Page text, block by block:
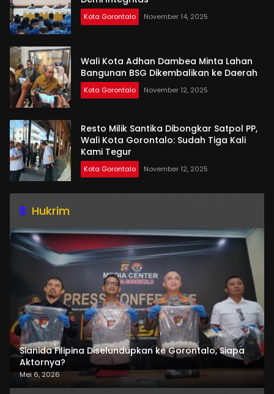
Kota Gorontalo November 14, 2025
Wali Kota Adhan Dambea Minta Lahan
Bangunan BSG Dikembalikan ke Daerah
Kota Gorontalo November 12, 2025
Resto Milik Santika Dibongkar Satpol PP,
Wali Kota Gorontalo: Sudah Tiga Kali
Kami Tegur
Kota Gorontalo November 12, 2025
Hukrim
Sianida Filipina Diselundupkan ke Gorontalo, Siapa
Aktornya?
Mei 6, 2026